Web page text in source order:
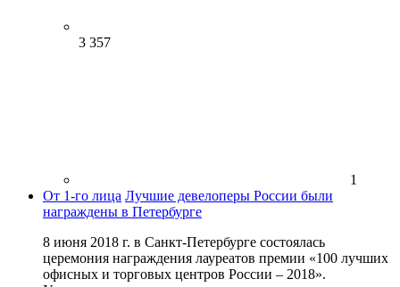
3 357
1
От 1-го лица Лучшие девелоперы России были
награждены в Петербурге
8 июня 2018 г. в Санкт-Петербурге состоялась
церемония награждения лауреатов премии «100 лучших
офисных и торговых центров России – 2018».